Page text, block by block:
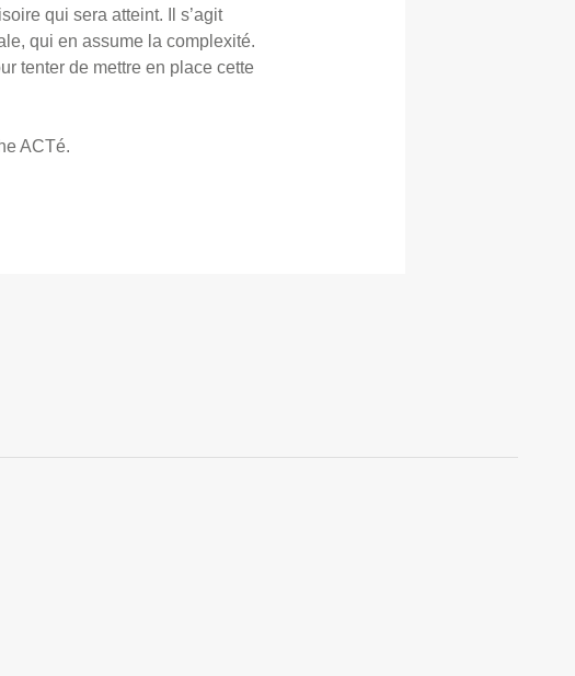
qui sera atteint. Il s’agit
qui en assume la complexité.
tenter de mettre en place cette
ACTé.